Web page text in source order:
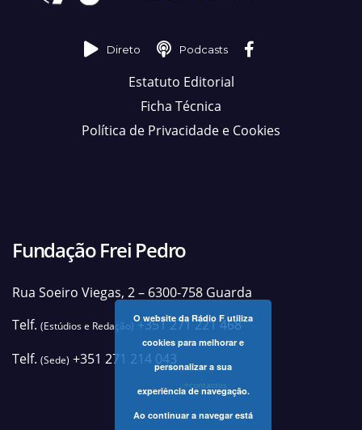
Direto Podcasts
Estatuto Editorial
Ficha Técnica
Política de Privacidade e Cookies
Fundação Frei Pedro
Rua Soeiro Viegas, 2 – 6300-758 Guarda
Telf. (Estúdios e Redação)+351 271 221 468
Telf. (Sede) +351 271 214 043
+contactos
O website da Rádio F utiliza
cookies para melhorar e
personalizar a sua
experiência de navegação.
Ao continuar a navegar está